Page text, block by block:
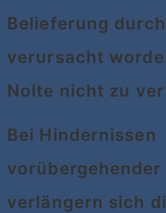
Belieferung
verursacht
Nolte nicht zu
Bei Hindernissen
vorübergehender
verlängern sich